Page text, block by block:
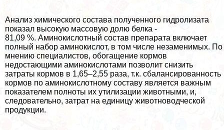
Анализ химического состава полученного гидролизата
показал высокую массовую долю белка -
81,09 %. Аминокислотный состав препарата включает
полный набор аминокислот, в том числе незаменимых. По
мнению специалистов, обогащение кормов
недостающими аминокислотами позволит снизить
затраты кормов в 1,65‒2,55 раза, т.к. сбалансированность
кормов по аминокислотному составу является важным
показателем полноты их утилизации животными, и,
следовательно, затрат на единицу животноводческой
продукции.